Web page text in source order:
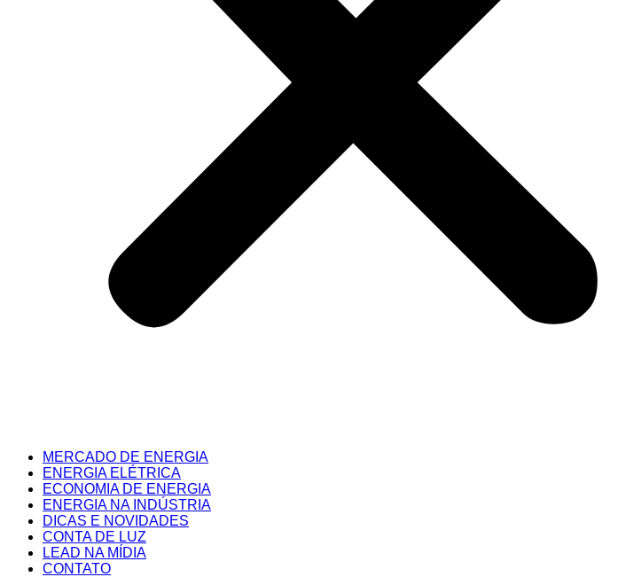
MERCADO DE ENERGIA
ENERGIA ELÉTRICA
ECONOMIA DE ENERGIA
ENERGIA NA INDÚSTRIA
DICAS E NOVIDADES
CONTA DE LUZ
LEAD NA MÍDIA
CONTATO